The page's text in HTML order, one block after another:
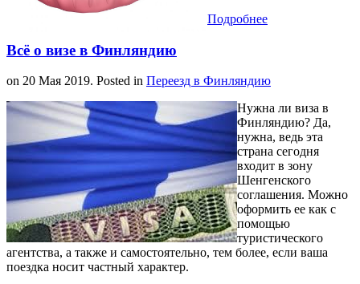
Подробнее
Всё о визе в Финляндию
on 20 Мая 2019. Posted in Переезд в Финляндию
Нужна ли виза в
Финляндию? Да,
нужна, ведь эта
страна сегодня
входит в зону
Шенгенского
соглашения. Можно
оформить ее как с
помощью
туристического
агентства, а также и самостоятельно, тем более, если ваша
поездка носит частный характер.